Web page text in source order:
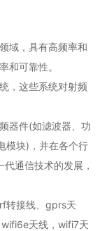
域，具有高频率和
和可靠性。
，这些系统对射频
器件(如滤波器、功
模块)，并在各个行
通信技术的发展，
转接线、gprs天
天线，wifi7天